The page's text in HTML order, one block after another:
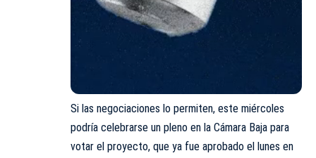
Si las negociaciones lo permiten, este miércoles
podría celebrarse un pleno en la Cámara Baja para
votar el proyecto, que ya fue aprobado el lunes en